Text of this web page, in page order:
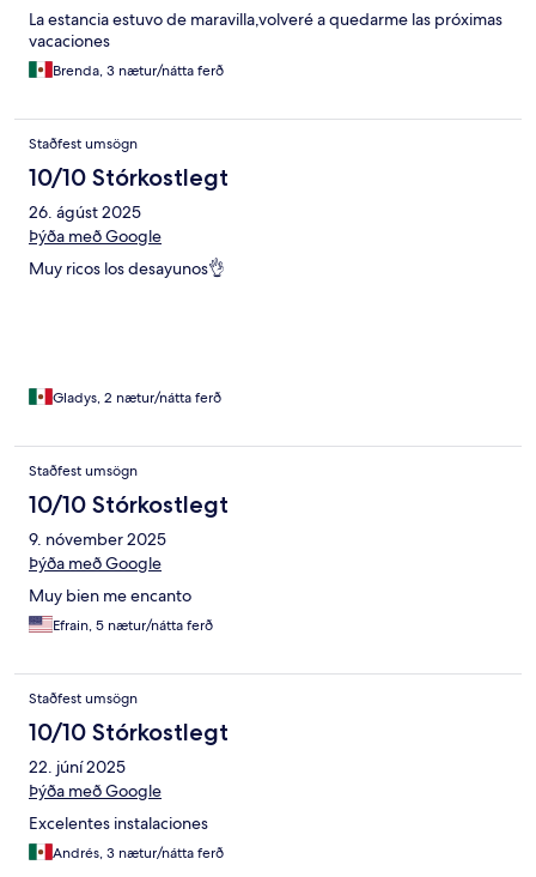
La estancia estuvo de maravilla,volveré a quedarme las próximas
vacaciones
Brenda, 3 nætur/nátta ferð
Staðfest umsögn
10/10 Stórkostlegt
26. ágúst 2025
Þýða með Google
Muy ricos los desayunos👌
Gladys, 2 nætur/nátta ferð
Staðfest umsögn
10/10 Stórkostlegt
9. nóvember 2025
Þýða með Google
Muy bien me encanto
Efrain, 5 nætur/nátta ferð
Staðfest umsögn
10/10 Stórkostlegt
22. júní 2025
Þýða með Google
Excelentes instalaciones
Andrés, 3 nætur/nátta ferð